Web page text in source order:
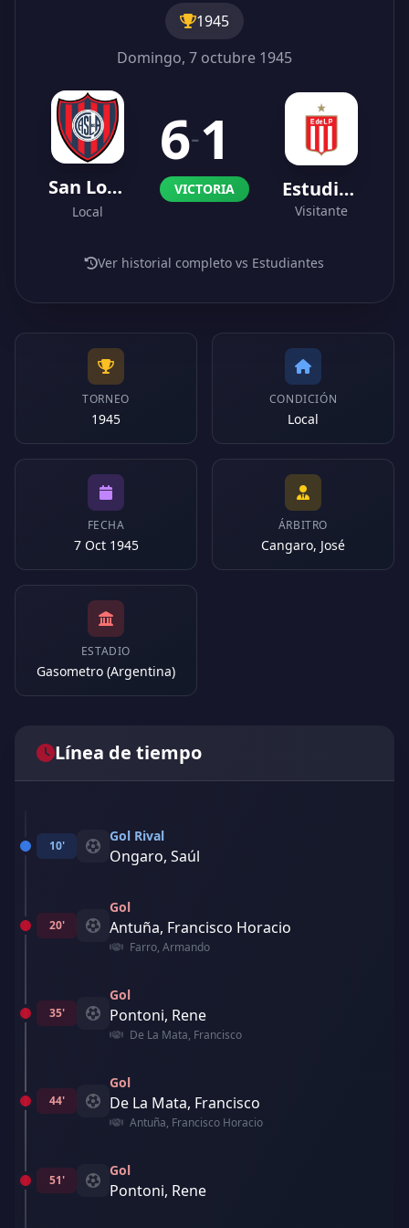
1945
Domingo, 7 octubre 1945
San Lorenzo
Local
6-1
VICTORIA Estudiantes
Visitante
Ver historial completo vs Estudiantes
TORNEO
1945
CONDICIÓN
Local
FECHA
7 Oct 1945
ÁRBITRO
Cangaro, José
ESTADIO
Gasometro (Argentina)
Línea de tiempo
10'
Gol Rival
Ongaro, Saúl
20'
Gol
Antuña, Francisco Horacio
Farro, Armando
35'
Gol
Pontoni, Rene
De La Mata, Francisco
44'
Gol
De La Mata, Francisco
Antuña, Francisco Horacio
51'
Gol
Pontoni, Rene